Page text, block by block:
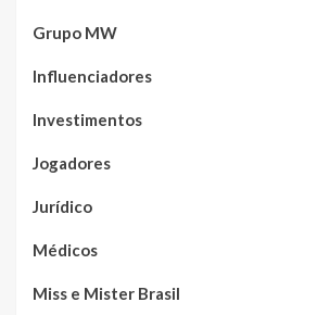
Grupo MW
Influenciadores
Investimentos
Jogadores
Jurídico
Médicos
Miss e Mister Brasil